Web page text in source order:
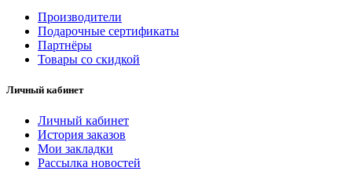
Производители
Подарочные сертификаты
Партнёры
Товары со скидкой
Личный кабинет
Личный кабинет
История заказов
Мои закладки
Рассылка новостей